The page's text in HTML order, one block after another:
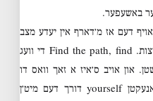
באשעפער.
און די תורת החסידות איז based אויף דעם אז מ׳דארף אין יעדע מצב
און אין יעדע situation טרעפן די ניצוצות. Find the path, find די וועג
און אויב ס׳איז א זאך וואס דו
ביסט involved אין דעם, איז צו קאנעקטן yourself דורך דעם מיט׳ן